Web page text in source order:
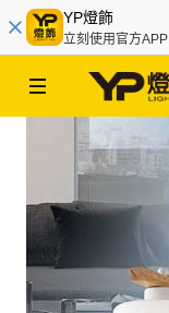
YP燈飾
立刻使用官方APP